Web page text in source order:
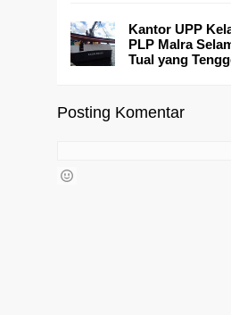
Kantor UPP
PLP Malra
Tual yang
Posting Komentar